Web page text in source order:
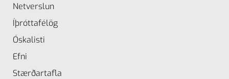
Netverslun
Íþróttafélög
Óskalisti
Efni
Stærðartafla